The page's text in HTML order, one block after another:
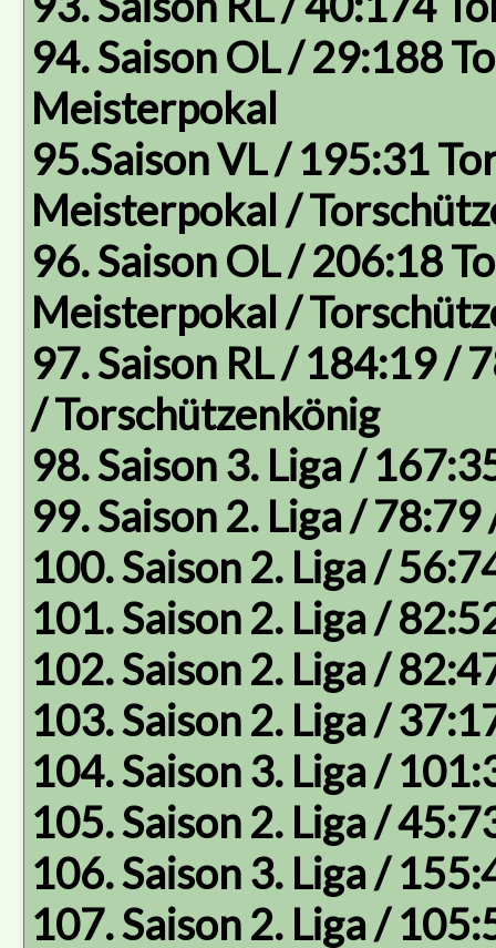
94. Saison OL / 29:188
Meisterpokal
95.Saison VL / 195:31
Meisterpokal /
96. Saison OL / 206:18
Meisterpokal /
97. Saison RL / 184:19 /
/ Torschützenkönig
98. Saison 3. Liga /
99. Saison 2. Liga /
100. Saison 2. Liga /
101. Saison 2. Liga /
102. Saison 2. Liga /
103. Saison 2. Liga /
104. Saison 3. Liga /
105. Saison 2. Liga /
106. Saison 3. Liga /
107. Saison 2. Liga /